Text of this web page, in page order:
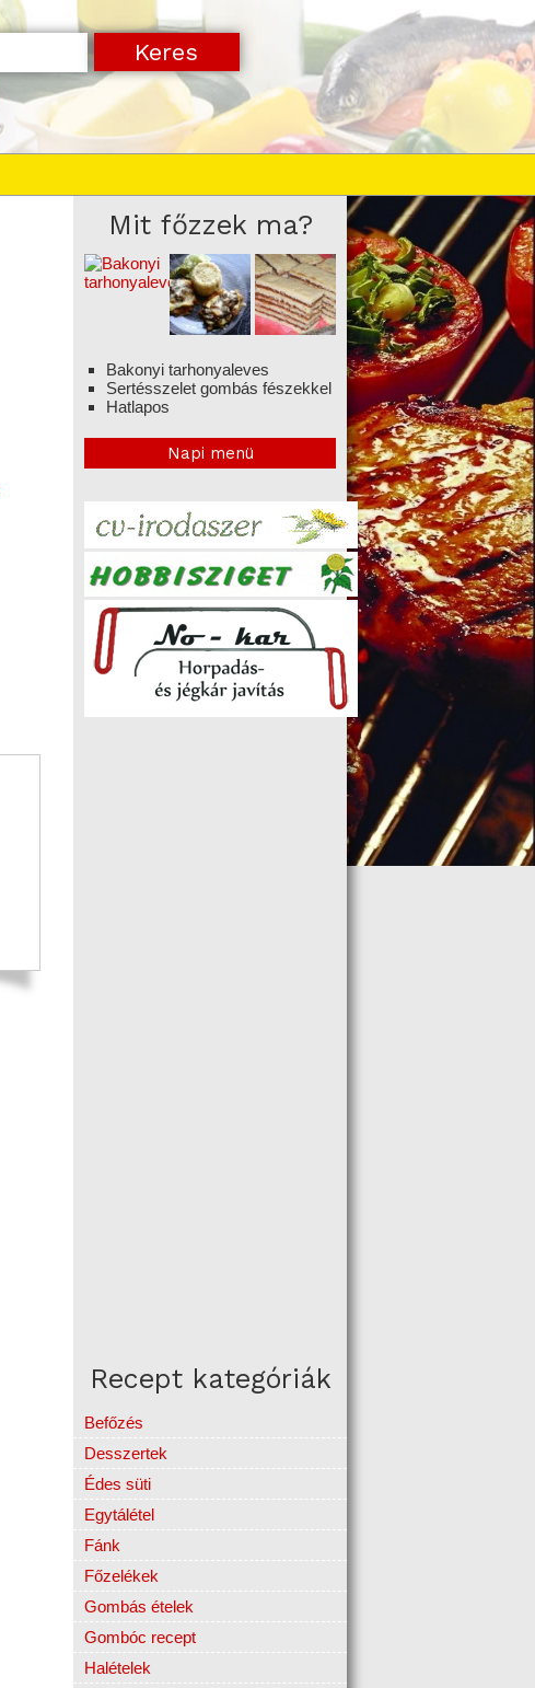
Mit főzzek ma?
Bakonyi tarhonyaleves
Sertésszelet gombás fészekkel
Hatlapos
Napi menü
Recept kategóriák
Befőzés
Desszertek
Édes süti
Egytálétel
Fánk
Főzelékek
Gombás ételek
Gombóc recept
Halételek